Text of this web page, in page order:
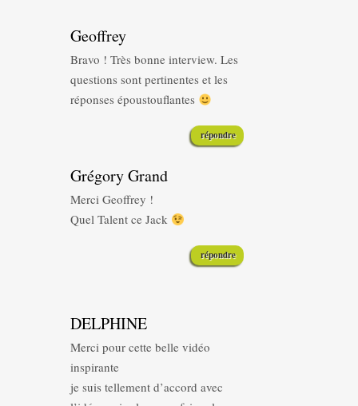
Geoffrey
Bravo ! Très bonne interview. Les
questions sont pertinentes et les
réponses époustouflantes
répondre
Grégory Grand
Merci Geoffrey !
Quel Talent ce Jack
répondre
DELPHINE
Merci pour cette belle vidéo
inspirante
je suis tellement d’accord avec